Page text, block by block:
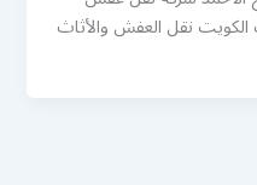
نقل العفش والأثاث